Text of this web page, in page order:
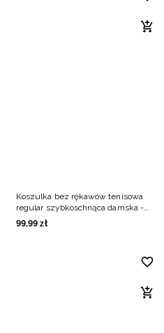
Koszulka bez rękawów tenisowa
regular szybkoschnąca damska -
fioletowa
99,99 zł